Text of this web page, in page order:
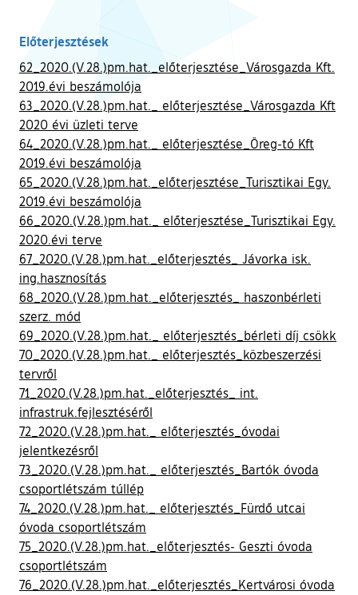
Előterjesztések
62_2020.(V.28.)pm.hat._előterjesztése_Városgazda Kft.
2019.évi beszámolója
63_2020.(V.28.)pm.hat._ előterjesztése_Városgazda Kft
2020 évi üzleti terve
64_2020.(V.28.)pm.hat._ előterjesztése_Öreg-tó Kft
2019.évi beszámolója
65_2020.(V.28.)pm.hat._előterjesztése_Turisztikai Egy.
2019.évi beszámolója
66_2020.(V.28.)pm.hat._ előterjesztése_Turisztikai Egy.
2020.évi terve
67_2020.(V.28.)pm.hat._előterjesztés_ Jávorka isk.
ing.hasznosítás
68_2020.(V.28.)pm.hat._előterjesztés_ haszonbérleti
szerz. mód
69_2020.(V.28.)pm.hat._ előterjesztés_bérleti díj csökk
70_2020.(V.28.)pm.hat._ előterjesztés_közbeszerzési
tervről
71_2020.(V.28.)pm.hat._előterjesztés_ int.
infrastruk.fejlesztéséről
72_2020.(V.28.)pm.hat._ előterjesztés_óvodai
jelentkezésről
73_2020.(V.28.)pm.hat._ előterjesztés_Bartók óvoda
csoportlétszám túllép
74_2020.(V.28.)pm.hat._ előterjesztés_Fürdő utcai
óvoda csoportlétszám
75_2020.(V.28.)pm.hat._előterjesztés- Geszti óvoda
csoportlétszám
76_2020.(V.28.)pm.hat._előterjesztés_Kertvárosi óvoda